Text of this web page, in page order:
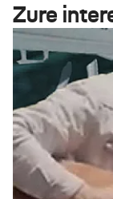
Zure